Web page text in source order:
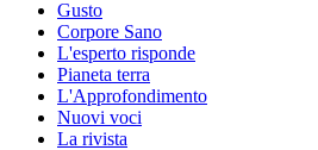
Gusto
Corpore Sano
L'esperto risponde
Pianeta terra
L'Approfondimento
Nuovi voci
La rivista